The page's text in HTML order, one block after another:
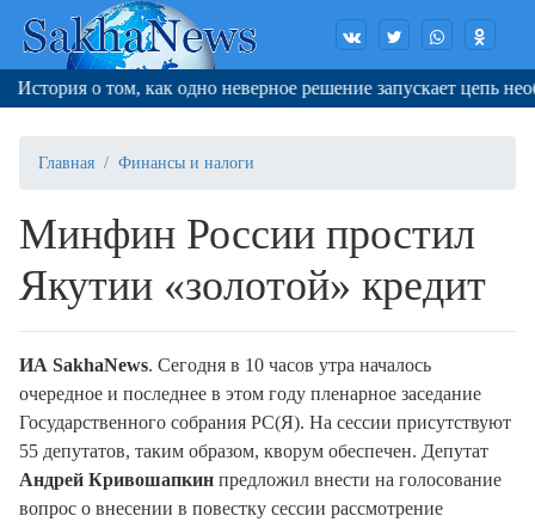
о том, как одно неверное решение запускает цепь
Главная Финансы и налоги
Минфин России простил
Якутии «золотой» кредит
ИА SakhaNews. Cегодня в 10 часов утра началось
очередное и последнее в этом году пленарное заседание
Государственного собрания РС(Я). На сессии присутствуют
55 депутатов, таким образом, кворум обеспечен. Депутат
Андрей Кривошапкин предложил внести на голосование
вопрос о внесении в повестку сессии рассмотрение